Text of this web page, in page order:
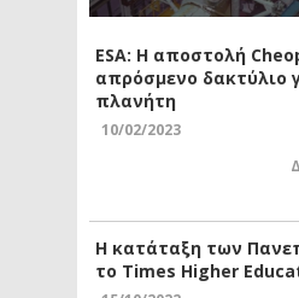
ESA: Η αποστολή
απρόσμενο δακτύλιο
πλανήτη
10/02/2023
Η κατάταξη των
το Times Higher